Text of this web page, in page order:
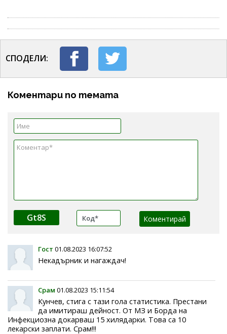
СПОДЕЛИ:
Коментари по темата
Gt8S
Гост 01.08.2023 16:07:52
Некадърник и нагаждач!
Срам 01.08.2023 15:11:54
Кунчев, стига с тази гола статистика. Престани
да имитираш дейност. От МЗ и Борда на
Инфекциозна докарваш 15 хилядарки. Това са 10
лекарски заплати. Срам!!!